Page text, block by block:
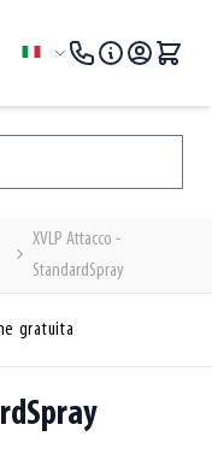
Lingua
XVLP Attacco -
StandardSpray
gratuita